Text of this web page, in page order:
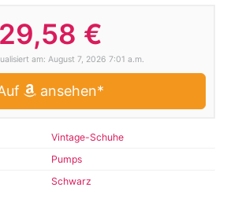
29,58 €
am: August 7, 2026 7:01 a.m.
ansehen*
Vintage-Schuhe
Pumps
Schwarz